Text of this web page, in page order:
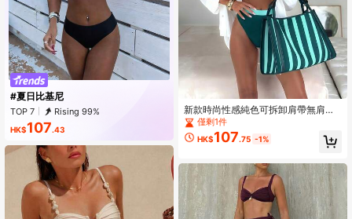
#夏日比基尼
TOP 7 Rising 99%
HK$107.43
新款時尚性感純色可拆卸肩帶無肩帶
比基尼泳衣女款，適合海灘、泳池派
對、度假夏季，極簡風
僅剩1件
HK$107.75 -1%